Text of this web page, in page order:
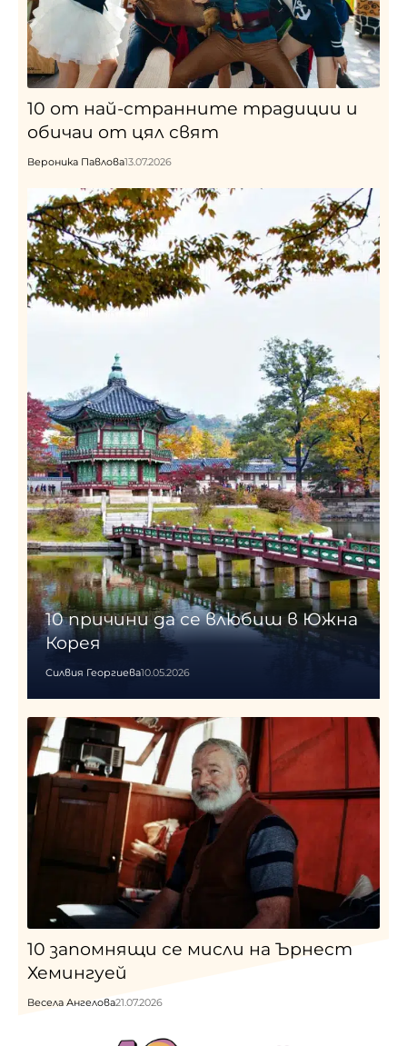
10 от най-странните традиции и
обичаи от цял свят
Вероника Павлова13.07.2026
10 причини да се влюбиш в Южна
Корея
Силвия Георгиева10.05.2026
10 запомнящи се мисли на Ърнест
Хемингуей
Весела Ангелова21.07.2026